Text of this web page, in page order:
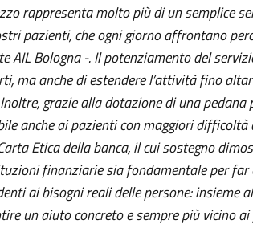
rappresenta molto più di un semplice
pazienti, che ogni giorno affrontano
AIL Bologna -. Il potenziamento del
ma anche di estendere l’attività fino
Inoltre, grazie alla dotazione di una
anche ai pazienti con maggiori
Etica della banca, il cui sostegno
finanziarie sia fondamentale per
ai bisogni reali delle persone: insieme
un aiuto concreto e sempre più vicino